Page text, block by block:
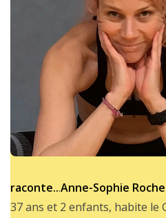
raconte...Anne-Sophie
37 ans et 2 enfants, habite le